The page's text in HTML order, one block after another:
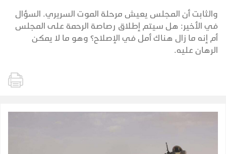
والثابت أن المجلس يعيش مرحلة الموت السريري. السؤال
في الأخير: هل سيتم إطلاق رصاصة الرحمة على المجلس
أم إنه ما زال هناك أمل في الإصلاح؟ وهو ما لا يمكن
الرهان عليه.